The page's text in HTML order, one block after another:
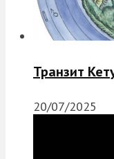
Транзит
20/07/2025